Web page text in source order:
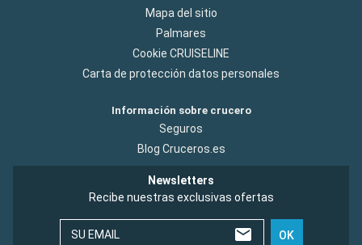
Mapa del sitio
Palmares
Cookie CRUISELINE
Carta de protección datos personales
Información sobre crucero
Seguros
Blog Cruceros.es
Newsletters
Recibe nuestras exclusivas ofertas
SU EMAIL OK